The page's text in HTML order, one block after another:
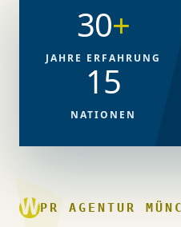
30+
JAHRE ERFAHRUNG
15
NATIONEN
PR AGENTUR